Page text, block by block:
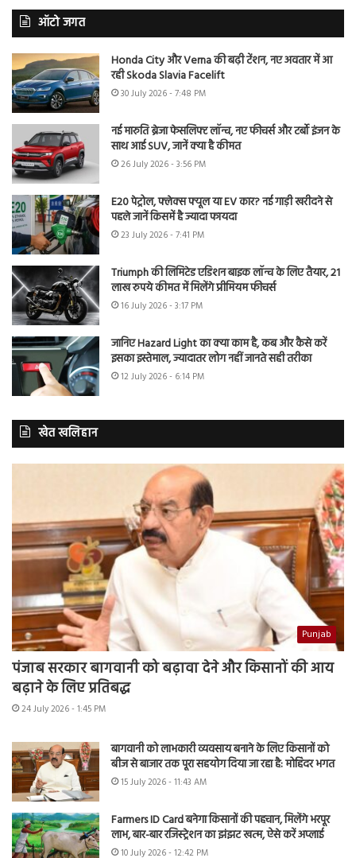
ऑटो जगत
Honda City और Verna की बढ़ी टेंशन, नए अवतार में आ
रही Skoda Slavia Facelift
30 July 2026 - 7:48 PM
नई मारुति ब्रेजा फेसलिफ्ट लॉन्च, नए फीचर्स और टर्बो इंजन के
साथ आई SUV, जानें क्या है कीमत
26 July 2026 - 3:56 PM
E20 पेट्रोल, फ्लेक्स फ्यूल या EV कार? नई गाड़ी खरीदने से
पहले जानें किसमें है ज्यादा फायदा
23 July 2026 - 7:41 PM
Triumph की लिमिटेड एडिशन बाइक लॉन्च के लिए तैयार, 21
लाख रुपये कीमत में मिलेंगे प्रीमियम फीचर्स
16 July 2026 - 3:17 PM
जानिए Hazard Light का क्या काम है, कब और कैसे करें
इसका इस्तेमाल, ज्यादातर लोग नहीं जानते सही तरीका
12 July 2026 - 6:14 PM
खेत खलिहान
Punjab
पंजाब सरकार बागवानी को बढ़ावा देने और किसानों की आय
बढ़ाने के लिए प्रतिबद्ध
24 July 2026 - 1:45 PM
बागवानी को लाभकारी व्यवसाय बनाने के लिए किसानों को
बीज से बाजार तक पूरा सहयोग दिया जा रहा है: मोहिंदर भगत
15 July 2026 - 11:43 AM
Farmers ID Card बनेगा किसानों की पहचान, मिलेंगे भरपूर
लाभ, बार-बार रजिस्ट्रेशन का झंझट खत्म, ऐसे करें अप्लाई
10 July 2026 - 12:42 PM